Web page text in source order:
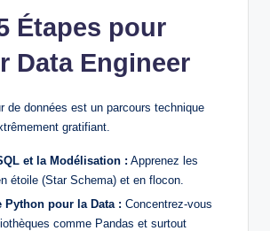
Étapes pour
Data Engineer
de données est un parcours technique
gratifiant.
et la Modélisation : Apprenez les
étoile (Star Schema) et en flocon.
Python pour la Data : Concentrez-vous
comme Pandas et surtout